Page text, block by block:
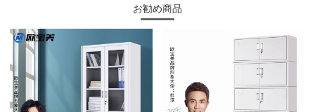
お勧め商品